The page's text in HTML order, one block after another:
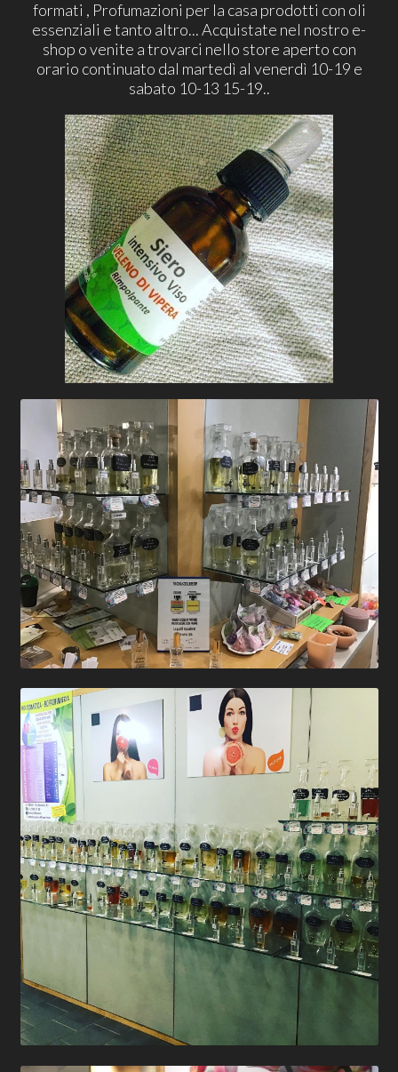
formati , Profumazioni per la casa prodotti con oli
essenziali e tanto altro... Acquistate nel nostro e-
shop o venite a trovarci nello store aperto con
orario continuato dal martedì al venerdì 10-19 e
sabato 10-13 15-19..